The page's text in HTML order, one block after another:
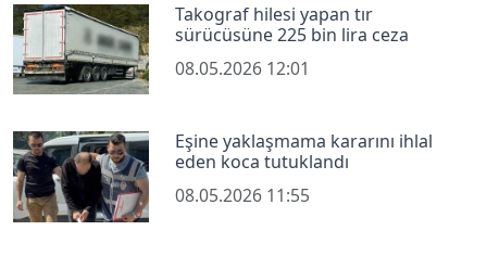
Takograf hilesi yapan tır
sürücüsüne 225 bin lira ceza
08.05.2026 12:01
Eşine yaklaşmama kararını ihlal
eden koca tutuklandı
08.05.2026 11:55